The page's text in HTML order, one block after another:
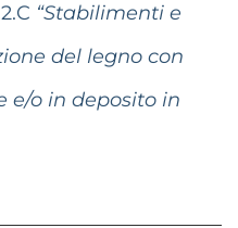
“Stabilimenti e
del legno con
e/o in deposito in